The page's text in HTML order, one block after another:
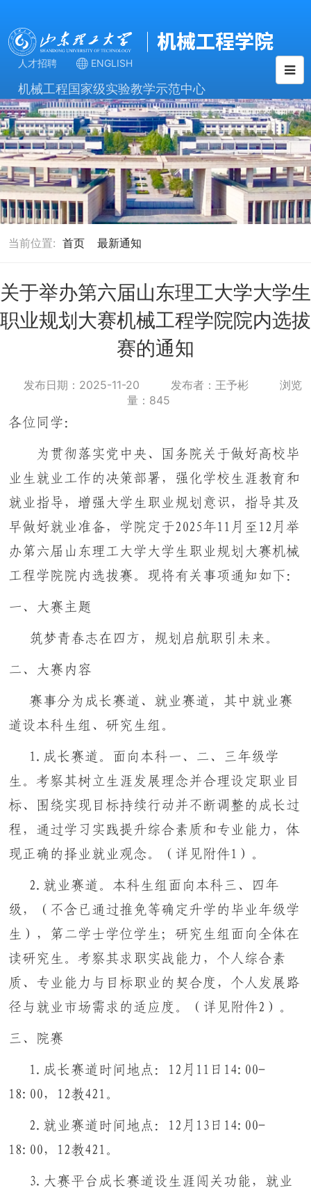
人才招聘 ENGLISH
机械工程国家级实验教学示范中心
当前位置: 首页 最新通知
关于举办第六届山东理工大学大学生
职业规划大赛机械工程学院院内选拔
赛的通知
发布日期：2025-11-20 发布者：王予彬
浏览
量： 845
各位同学：
为贯彻落实党中央、国务院关于做好高校毕
业生就业工作的决策部署，强化学校生涯教育和
就业指导，增强大学生职业规划意识，指导其及
早做好就业准备，学院定于2025年11月至12月举
办第六届山东理工大学大学生职业规划大赛机械
工程学院院内选拔赛。现将有关事项通知如下：
一、大赛主题
筑梦青春志在四方，规划启航职引未来。
二、大赛内容
赛事分为成长赛道、就业赛道，其中就业赛
道设本科生组、研究生组。
1.成长赛道。面向本科一、二、三年级学
生。考察其树立生涯发展理念并合理设定职业目
标、围绕实现目标持续行动并不断调整的成长过
程，通过学习实践提升综合素质和专业能力，体
现正确的择业就业观念。（详见附件1）。
2.就业赛道。本科生组面向本科三、四年
级，（不含已通过推免等确定升学的毕业年级学
生），第二学士学位学生；研究生组面向全体在
读研究生。考察其求职实战能力，个人综合素
质、专业能力与目标职业的契合度，个人发展路
径与就业市场需求的适应度。（详见附件2）。
三、院赛
1.成长赛道时间地点：12月11日14:00-
18:00，12教421。
2.就业赛道时间地点：12月13日14:00-
18:00，12教421。
3.大赛平台成长赛道设生涯闯关功能，就业